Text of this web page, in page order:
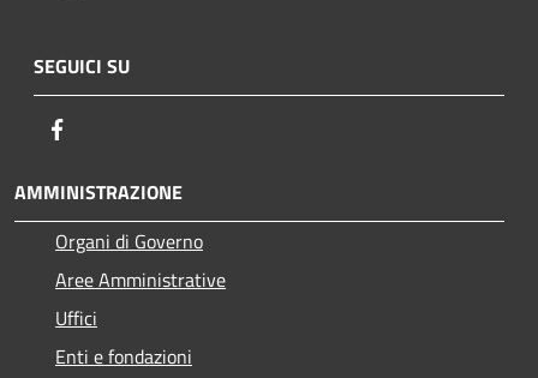
SEGUICI SU
AMMINISTRAZIONE
Organi di Governo
Aree Amministrative
Uffici
Enti e fondazioni